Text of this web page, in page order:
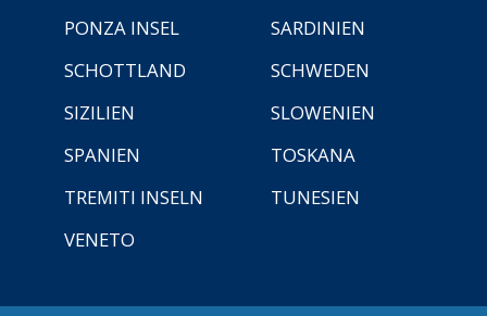
PONZA INSEL
SARDINIEN
SCHOTTLAND
SCHWEDEN
SIZILIEN
SLOWENIEN
SPANIEN
TOSKANA
TREMITI INSELN
TUNESIEN
VENETO